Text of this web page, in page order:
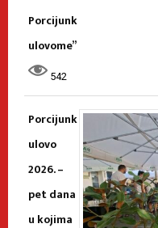
Porcijunk
ulovome”
542
Porcijunk
ulovo
2026. –
pet dana
u kojima